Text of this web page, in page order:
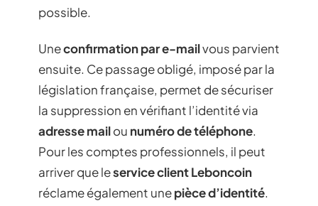
possible.
Uneconfirmation par e-mailvous parvient
ensuite. Ce passage obligé, imposé par la
législation française, permet de sécuriser
la suppression en vérifiant l’identité via
adresse mailou numéro de téléphone.
Pour les comptes professionnels, il peut
arriver que leservice client Leboncoin
réclame également unepièce d’identité.